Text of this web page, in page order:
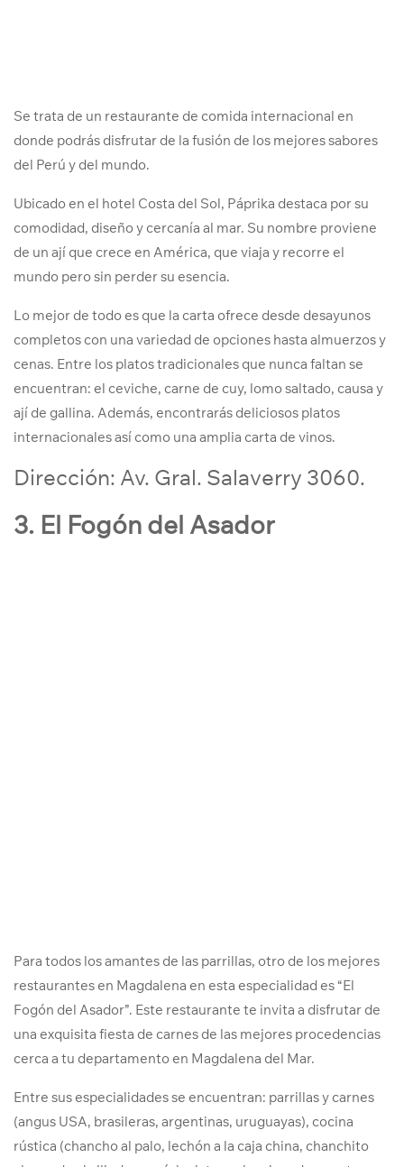
Se trata de un restaurante de comida internacional en
donde podrás disfrutar de la fusión de los mejores sabores
del Perú y del mundo.
Ubicado en el hotel Costa del Sol, Páprika destaca por su
comodidad, diseño y cercanía al mar. Su nombre proviene
de un ají que crece en América, que viaja y recorre el
mundo pero sin perder su esencia.
Lo mejor de todo es que la carta ofrece desde desayunos
completos con una variedad de opciones hasta almuerzos y
cenas. Entre los platos tradicionales que nunca faltan se
encuentran: el ceviche, carne de cuy, lomo saltado, causa y
ají de gallina. Además, encontrarás deliciosos platos
internacionales así como una amplia carta de vinos.
Dirección: Av. Gral. Salaverry 3060.
3. El Fogón del Asador
Para todos los amantes de las parrillas, otro de los mejores
restaurantes en Magdalena en esta especialidad es “El
Fogón del Asador”. Este restaurante te invita a disfrutar de
una exquisita fiesta de carnes de las mejores procedencias
cerca a tu departamento en Magdalena del Mar.
Entre sus especialidades se encuentran: parrillas y carnes
(angus USA, brasileras, argentinas, uruguayas), cocina
rústica (chancho al palo, lechón a la caja china, chanchito